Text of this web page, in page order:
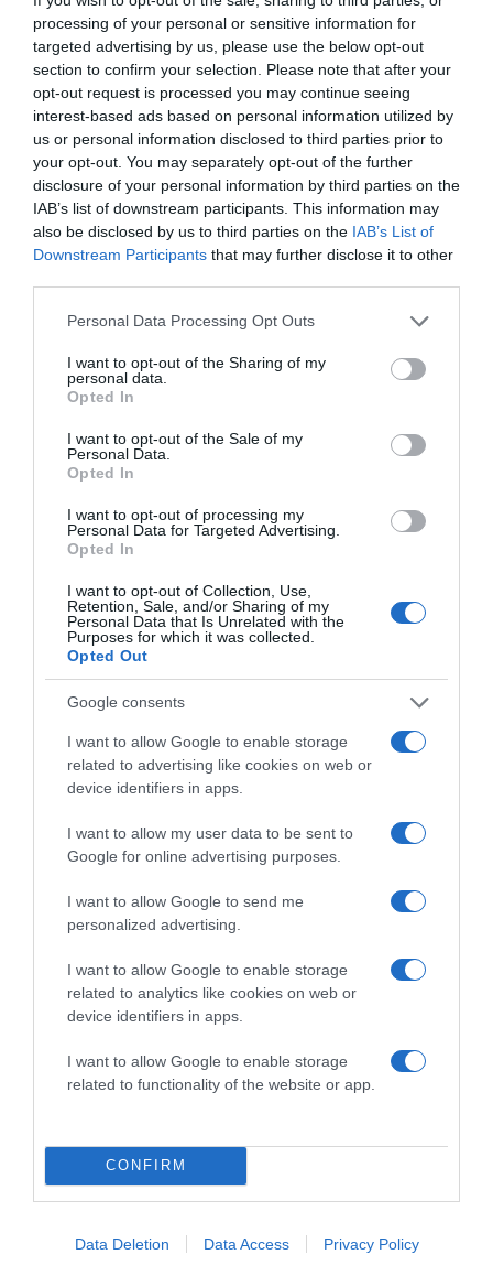
processing of your personal or sensitive information for
targeted advertising by us, please use the below opt-out
section to confirm your selection. Please note that after your
opt-out request is processed you may continue seeing
interest-based ads based on personal information utilized by
us or personal information disclosed to third parties prior to
your opt-out. You may separately opt-out of the further
disclosure of your personal information by third parties on the
IAB’s list of downstream participants. This information may
also be disclosed by us to third parties on the IAB’s List of
Downstream Participants that may further disclose it to other
Please note that this website/app uses one or more Google
not limited to your visit or usage behaviour. You may click to
grant or deny consent to Google and its third-party tags to
use your data for below specified purposes in below Google
consent section.
Personal Data Processing Opt Outs
I want to opt-out of the Sharing of my
personal data.
Opted In
I want to opt-out of the Sale of my
Personal Data.
Opted In
I want to opt-out of processing my
Personal Data for Targeted Advertising.
Opted In
I want to opt-out of Collection, Use,
Retention, Sale, and/or Sharing of my
Personal Data that Is Unrelated with the
Purposes for which it was collected.
Opted Out
Google consents
I want to allow Google to enable storage
related to advertising like cookies on web or
device identifiers in apps.
I want to allow my user data to be sent to
Google for online advertising purposes.
I want to allow Google to send me
personalized advertising.
I want to allow Google to enable storage
related to analytics like cookies on web or
device identifiers in apps.
I want to allow Google to enable storage
related to functionality of the website or app.
CONFIRM
Data Deletion Data Access Privacy Policy
egymásra figyelni – írta a kézilabdázó.
Facebook Pinterest
Címkék: párkapcsolat,romantika,Kucsera Gábor,
Tápai Szabina ,elvonulás
Korábbi bejegyzések Következő bejegyzés
2026-08-07.
Mikes Anna és Krausz Gábor kitálaltak a házasságukról
3 ok, amiért egy idősebb nő fiatalabb férfit választ